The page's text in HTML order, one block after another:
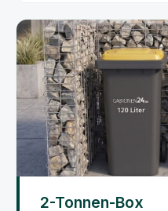
2-Tonnen-Box